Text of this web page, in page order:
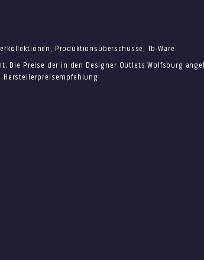
Produktionsüberschüsse, 1b-Ware.
Die Preise der in den Designer Outlets Wolfsburg
Herstellerpreisempfehlung.